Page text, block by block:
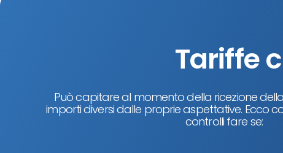
Tariffe
Può capitare al momento della ricezione
importi diversi dalle proprie aspettative. Ecco
controlli fare se: